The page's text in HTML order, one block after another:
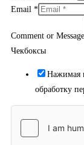
Email *
Comment or Message
Чекбоксы
Нажимая
обработку